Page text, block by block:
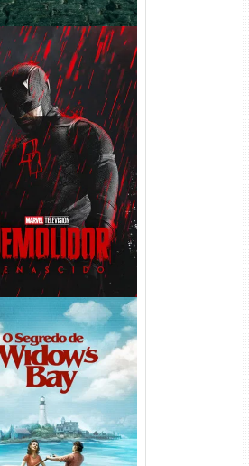
Renascido 2ª
(2026) WEB-DL
1080p Dual Áudio
de Widow’s Bay
Torrent (2026)
1080p Dual Áudio